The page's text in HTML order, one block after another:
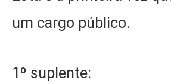
um cargo público.
1º suplente: